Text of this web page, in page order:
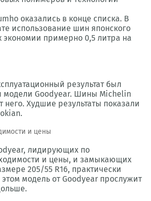
оказались в конце списка. В
использование шин японского
экономии примерно 0,5 литра на
результат был
модели Goodyear. Шины Michelin
него. Худшие результаты показали
и цены
лидирующих по
и цены, и замыкающих
205/55 R16, практически
модель от Goodyear прослужит